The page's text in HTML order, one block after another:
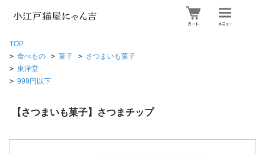
TOP
> 食べもの > 菓子 > さつまいも菓子
> 東洋堂
> 999円以下
【さつまいも菓子】さつまチップ